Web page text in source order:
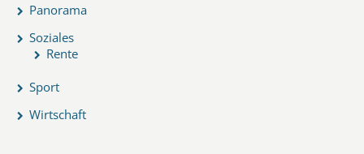
Panorama
Soziales
Rente
Sport
Wirtschaft